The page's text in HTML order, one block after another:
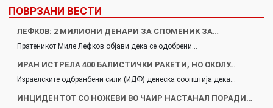
ПОВРЗАНИ ВЕСТИ
ЛЕФКОВ: 2 МИЛИОНИ ДЕНАРИ ЗА СПОМЕНИК ЗА…
Пратеникот Миле Лефков објави дека се одобрени…
ИРАН ИСТРЕЛА 400 БАЛИСТИЧКИ РАКЕТИ, НО ОКОЛУ…
Израелските одбранбени сили (ИДФ) денеска соопштија дека…
ИНЦИДЕНТОТ СО НОЖЕВИ ВО ЧАИР НАСТАНАЛ ПОРАДИ…